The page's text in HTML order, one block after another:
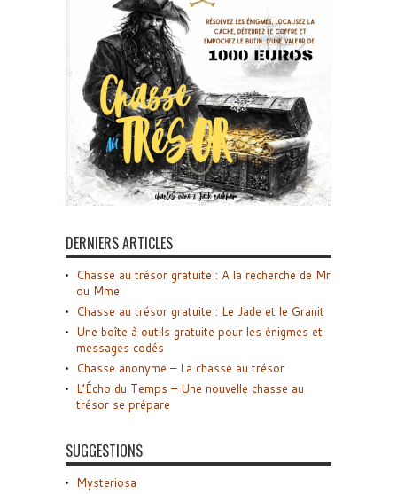
DERNIERS ARTICLES
Chasse au trésor gratuite : A la recherche de Mr
ou Mme
Chasse au trésor gratuite : Le Jade et le Granit
Une boîte à outils gratuite pour les énigmes et
messages codés
Chasse anonyme – La chasse au trésor
L’Écho du Temps – Une nouvelle chasse au
trésor se prépare
SUGGESTIONS
Mysteriosa